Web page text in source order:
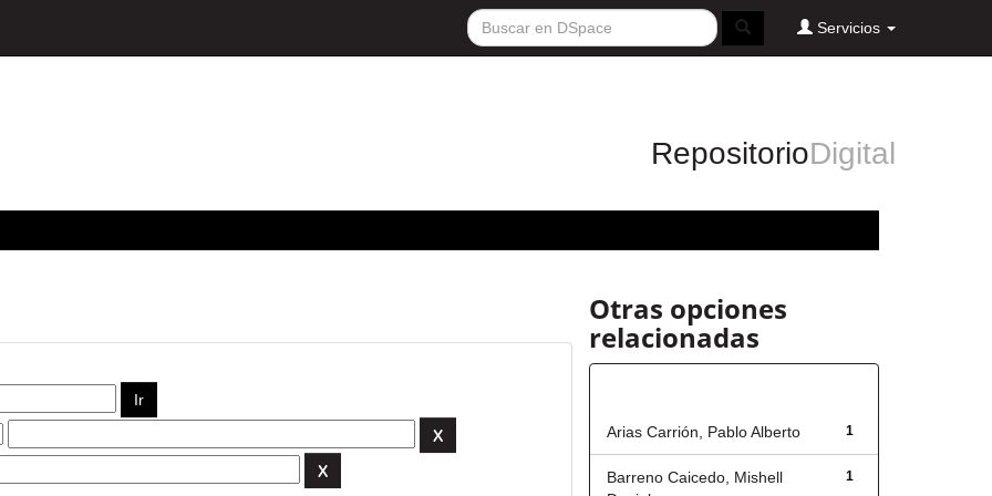
Servicios
RepositorioDigital
Otras opciones
relacionadas
1
Arias Carrión, Pablo Alberto
1
Barreno Caicedo, Mishell